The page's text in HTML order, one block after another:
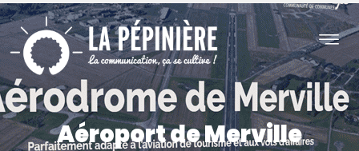
CONTACT
Aéroport de Merville